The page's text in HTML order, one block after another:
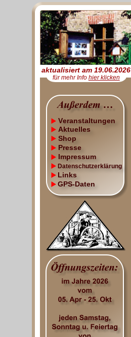
Veranstaltungen
Shop
Presse
Impressum
Aktuelles
Links
Datenschutzerklärung
GPS-Daten
aktualisiert am 19.06.2026
für mehr Info hier klicken